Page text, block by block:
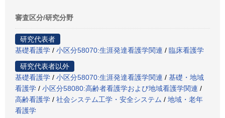
審査区分/研究分野
研究代表者
基礎看護学 / 小区分58070:生涯発達看護学関連 / 臨床看護学
研究代表者以外
基礎看護学 / 小区分58070:生涯発達看護学関連 / 基礎・地域
看護学 / 小区分58080:高齢者看護学および地域看護学関連 /
高齢看護学 / 社会システム工学・安全システム / 地域・老年
看護学